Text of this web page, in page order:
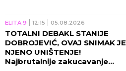
ELITA 9 12:15 05.08.2026
TOTALNI DEBAKL STANIJE
DOBROJEVIĆ, OVAJ SNIMAK JE
NJENO UNIŠTENJE!
Najbrutalnije zakucavanje